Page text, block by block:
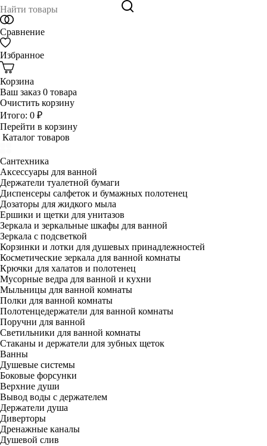
Сравнение
Избранное
Корзина
Ваш заказ 0 товара
Очистить корзину
Итого: 0 ₽
Перейти в корзину
Каталог товаров
Сантехника
Аксессуары для ванной
Держатели туалетной бумаги
Диспенсеры салфеток и бумажных полотенец
Дозаторы для жидкого мыла
Ершики и щетки для унитазов
Зеркала и зеркальные шкафы для ванной
Зеркала с подсветкой
Корзинки и лотки для душевых принадлежностей
Косметические зеркала для ванной комнаты
Крючки для халатов и полотенец
Мусорные ведра для ванной и кухни
Мыльницы для ванной комнаты
Полки для ванной комнаты
Полотенцедержатели для ванной комнаты
Поручни для ванной
Светильники для ванной комнаты
Стаканы и держатели для зубных щеток
Ванны
Душевые системы
Боковые форсунки
Верхние души
Вывод воды с держателем
Держатели душа
Диверторы
Дренажные каналы
Душевой слив